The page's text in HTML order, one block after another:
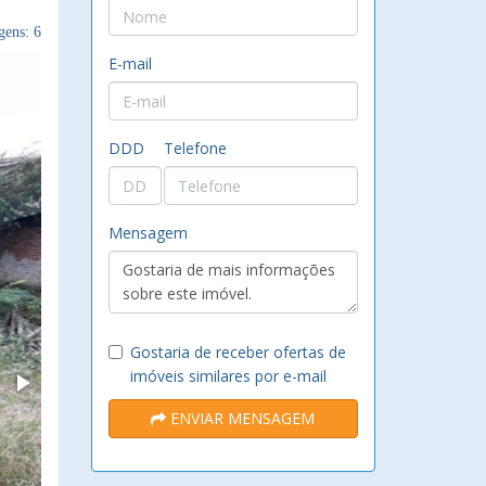
6
E-mail
DDD Telefone
Mensagem
Gostaria de receber ofertas de
imóveis similares por e-mail
ENVIAR MENSAGEM